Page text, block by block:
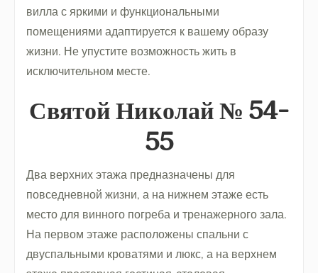
вилла с яркими и функциональными
помещениями адаптируется к вашему образу
жизни. Не упустите возможность жить в
исключительном месте.
Святой Николай № 54-
55
Два верхних этажа предназначены для
повседневной жизни, а на нижнем этаже есть
место для винного погреба и тренажерного зала.
На первом этаже расположены спальни с
двуспальными кроватями и люкс, а на верхнем